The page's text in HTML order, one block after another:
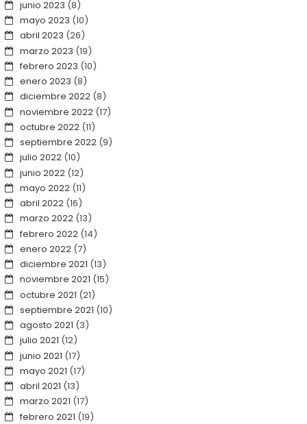
junio 2023 (8)
mayo 2023 (10)
abril 2023 (26)
marzo 2023 (19)
febrero 2023 (10)
enero 2023 (8)
diciembre 2022(8)
noviembre 2022(17)
octubre 2022(11)
septiembre 2022(9)
julio 2022(10)
junio 2022(12)
mayo 2022(11)
abril 2022(16)
marzo 2022(13)
febrero 2022(14)
enero 2022(7)
diciembre 2021 (13)
noviembre 2021 (15)
octubre 2021 (21)
septiembre 2021 (10)
agosto 2021 (3)
julio 2021 (12)
junio 2021 (17)
mayo 2021 (17)
abril 2021 (13)
marzo 2021 (17)
febrero 2021 (19)